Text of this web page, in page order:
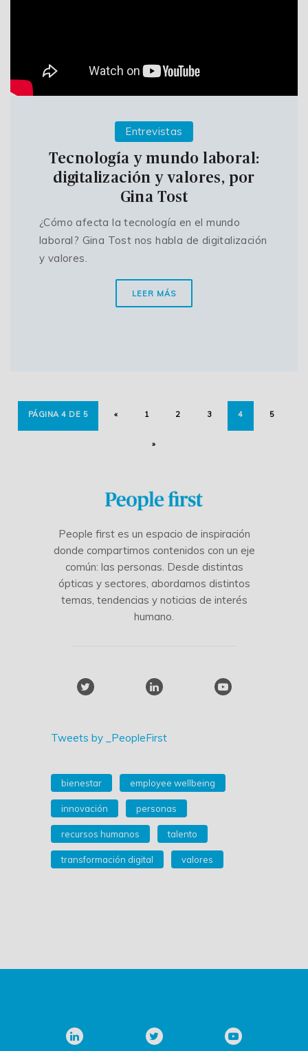
Entrevistas
Tecnología y mundo laboral:
digitalización y valores, por
Gina Tost
¿Cómo afecta la tecnología en el mundo
laboral? Gina Tost nos habla de digitalización
y valores.
LEER MÁS
PÁGINA 4 DE 5 « 1 2 3 4 5
»
People first es un espacio de inspiración
donde compartimos contenidos con un eje
común: las personas. Desde distintas
ópticas y sectores, abordamos distintos
temas, tendencias y noticias de interés
humano.
Tweets by _PeopleFirst
bienestar employee wellbeing
innovación personas
recursos humanos talento
transformación digital valores